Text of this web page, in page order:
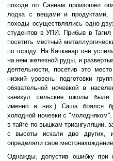
походе по Саянам произошел
лодка с вещами и продуктами,
походы осуществлялись одно-
студентов в УПИ. Прибыв в
посетить местный
по городу. На Качканар они
на нем железной руды, и
деятельности, посетив это
низкий уровень подготовки
обязательной ночевкой в
каникул сельские школы были
именно в них.) Саша боялся
холодной ночевки с
в тайге по вышкам триангуляции,
с высоты искали две других,
определяли свое местонахождение.
Однажды, допустив ошибку при